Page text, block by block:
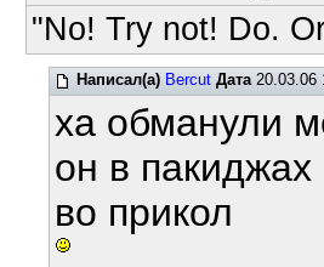
"No! Try not! Do.
Написал(а) Bercut Дата20.03.06
ха обманули
он в пакиджах
во прикол